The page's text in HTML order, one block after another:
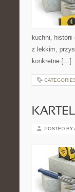
kuchni, historii
z lekkim,
konkretne […]
POSTED BY